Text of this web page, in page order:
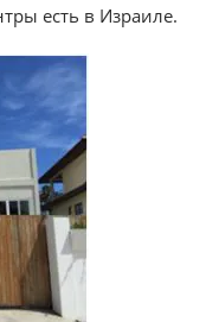
есть в Израиле.